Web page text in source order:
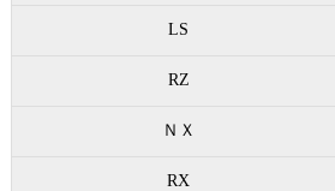
LS
RZ
ＮＸ
RX